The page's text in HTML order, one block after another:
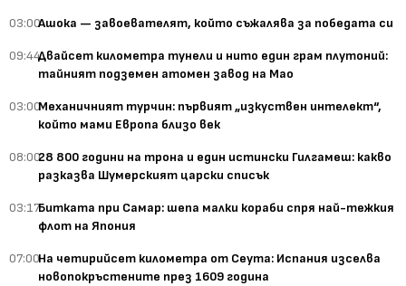
03:00Ашока — завоевателят, който съжалява за победата си
09:44Двайсет километра тунели и нито един грам плутоний:
тайният подземен атомен завод на Мао
03:00Механичният турчин: първият „изкуствен интелект“,
който мами Европа близо век
08:0028 800 години на трона и един истински Гилгамеш: какво
разказва Шумерският царски списък
03:17Битката при Самар: шепа малки кораби спря най-тежкия
флот на Япония
07:00На четирийсет километра от Сеута: Испания изселва
новопокръстените през 1609 година